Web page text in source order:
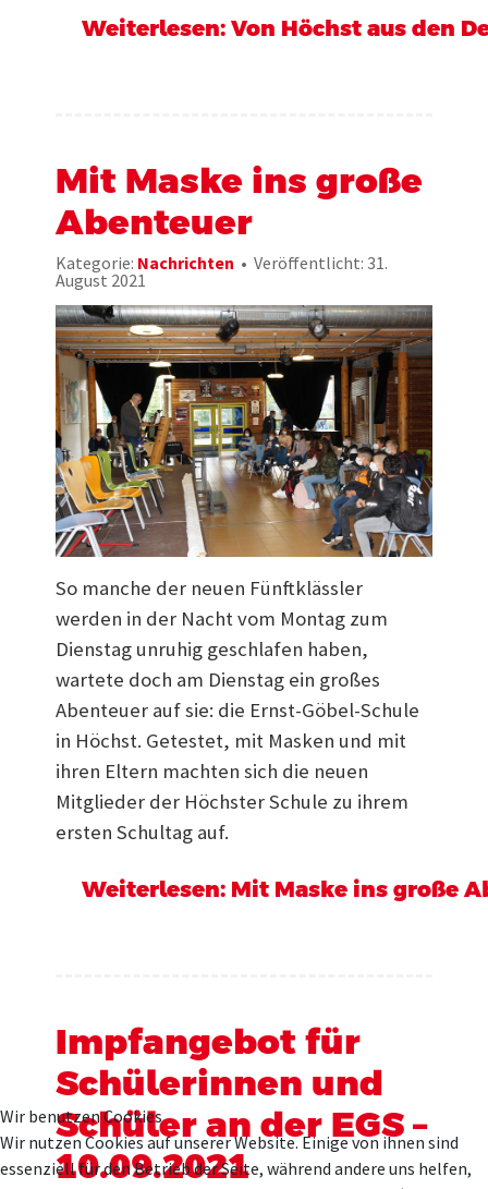
Weiterlesen: Von Höchst aus den
Mit Maske ins große
Abenteuer
Kategorie: Nachrichten
Veröffentlicht: 31.
August 2021
So manche der neuen Fünftklässler
werden in der Nacht vom Montag zum
Dienstag unruhig geschlafen haben,
wartete doch am Dienstag ein großes
Abenteuer auf sie: die Ernst-Göbel-Schule
in Höchst. Getestet, mit Masken und mit
ihren Eltern machten sich die neuen
Mitglieder der Höchster Schule zu ihrem
ersten Schultag auf.
Weiterlesen: Mit Maske ins große
Impfangebot für
Schülerinnen und
Schüler an der EGS –
10.09.2021
Wir benutzen Cookies
Wir nutzen Cookies auf unserer Website. Einige von ihnen sind
essenziell für den Betrieb der Seite, während andere uns helfen,